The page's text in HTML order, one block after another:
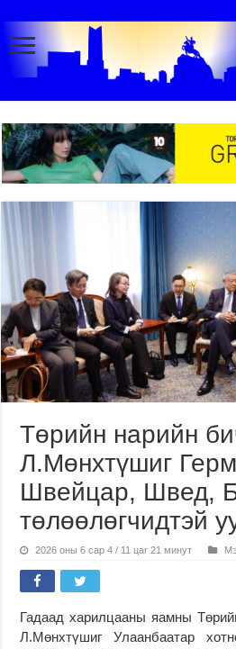
Төрийн нарийн
Л.Мөнхтүшиг
Швейцар, Швед,
төлөөлөгчидтэй
2026 оны 6 сар 4 / 11 цаг 21 минут
Гадаад харилцааны яамны
Л.Мөнхтүшиг Улаанбаатар